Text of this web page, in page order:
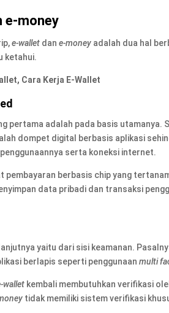
e-money
e-wallet dane-money adalah dua hal
ketahui.
Cara Kerja E-Wallet
pertama adalah pada basis utamanya.
dompet digital berbasis aplikasi
serta koneksi internet.
pembayaran berbasis chip yang
data pribadi dan transaksi
yaitu dari sisi keamanan.
berlapis seperti penggunaanmulti
wallet kembali membutuhkan verifikasi
tidak memiliki sistem verifikasi